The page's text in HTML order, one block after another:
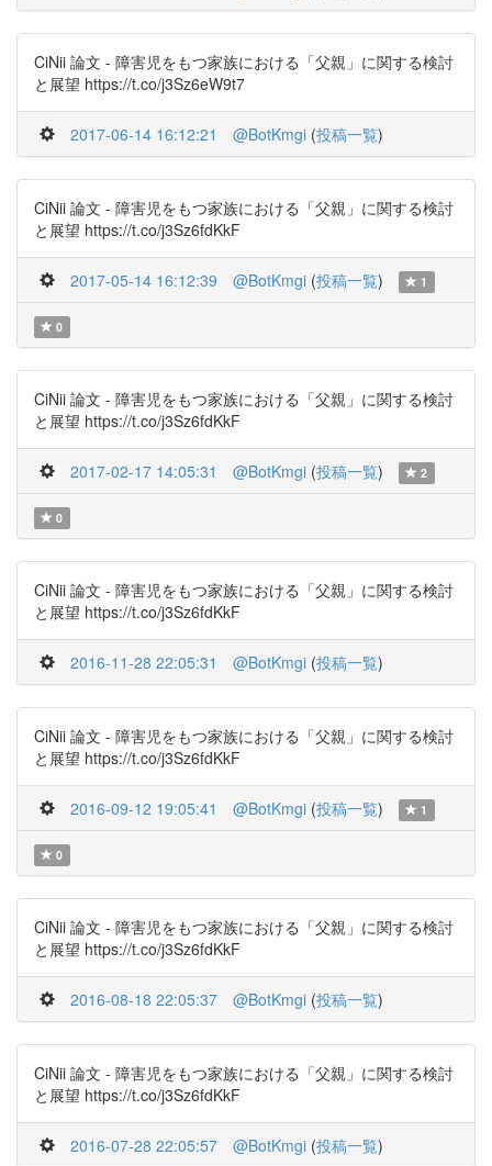
CiNii 論文 - 障害児をもつ家族における「父親」に関する検討
と展望 https://t.co/j3Sz6eW9t7
2017-06-14 16:12:21 @BotKmgi (投稿一覧)
CiNii 論文 - 障害児をもつ家族における「父親」に関する検討
と展望 https://t.co/j3Sz6fdKkF
2017-05-14 16:12:39 @BotKmgi (投稿一覧) 1
0
CiNii 論文 - 障害児をもつ家族における「父親」に関する検討
と展望 https://t.co/j3Sz6fdKkF
2017-02-17 14:05:31 @BotKmgi (投稿一覧) 2
0
CiNii 論文 - 障害児をもつ家族における「父親」に関する検討
と展望 https://t.co/j3Sz6fdKkF
2016-11-28 22:05:31 @BotKmgi (投稿一覧)
CiNii 論文 - 障害児をもつ家族における「父親」に関する検討
と展望 https://t.co/j3Sz6fdKkF
2016-09-12 19:05:41 @BotKmgi (投稿一覧) 1
0
CiNii 論文 - 障害児をもつ家族における「父親」に関する検討
と展望 https://t.co/j3Sz6fdKkF
2016-08-18 22:05:37 @BotKmgi (投稿一覧)
CiNii 論文 - 障害児をもつ家族における「父親」に関する検討
と展望 https://t.co/j3Sz6fdKkF
2016-07-28 22:05:57 @BotKmgi (投稿一覧)